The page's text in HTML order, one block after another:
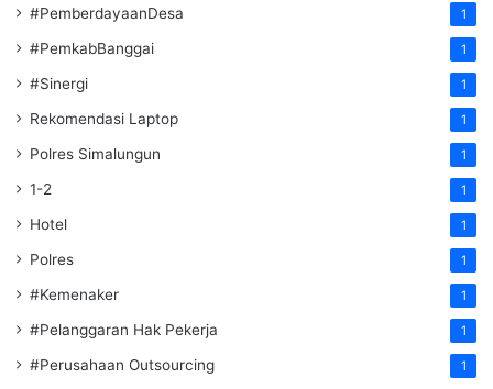
#PemberdayaanDesa 1
#PemkabBanggai 1
#Sinergi 1
Rekomendasi Laptop 1
Polres Simalungun 1
1-2 1
Hotel 1
Polres 1
#Kemenaker 1
#Pelanggaran Hak Pekerja 1
#Perusahaan Outsourcing 1